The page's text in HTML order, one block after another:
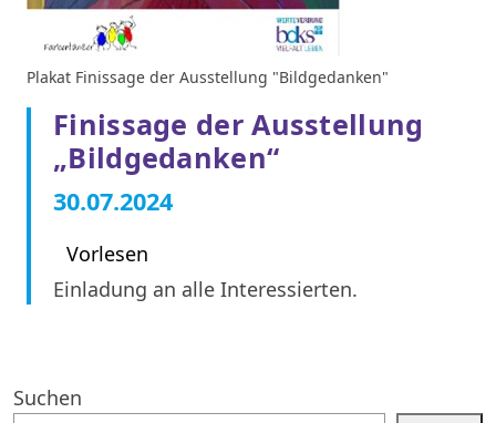
Plakat Finissage der Ausstellung "Bildgedanken"
Finissage der Ausstellung
„Bildgedanken“
30.07.2024
Vorlesen
Einladung an alle Interessierten.
Suchen